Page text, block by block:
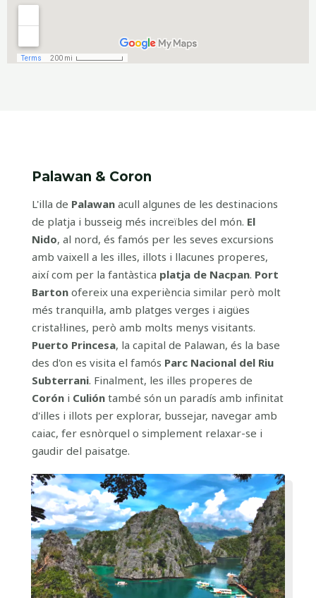
Palawan & Coron
L'illa de Palawan acull algunes de les destinacions
de platja i busseig més increïbles del món. El
Nido, al nord, és famós per les seves excursions
amb vaixell a les illes, illots i llacunes properes,
així com per la fantàstica platja de Nacpan. Port
Barton ofereix una experiència similar però molt
més tranquil·la, amb platges verges i aigües
cristal·lines, però amb molts menys visitants.
Puerto Princesa, la capital de Palawan, és la base
des d'on es visita el famós Parc Nacional del Riu
Subterrani. Finalment, les illes properes de
Corón i Culión també són un paradís amb infinitat
d'illes i illots per explorar, bussejar, navegar amb
caiac, fer esnòrquel o simplement relaxar-se i
gaudir del paisatge.